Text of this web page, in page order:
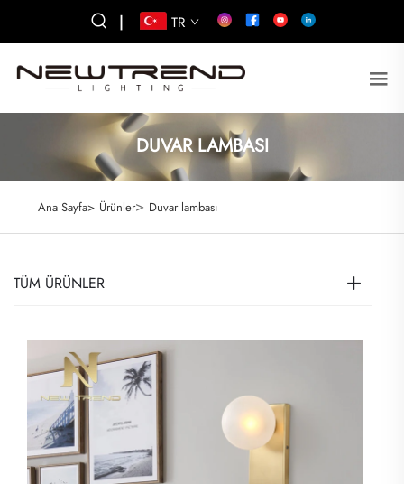
| TR
DUVAR LAMBASI
Ana Sayfa> Ürünler> Duvar lambası
TÜM ÜRÜNLER